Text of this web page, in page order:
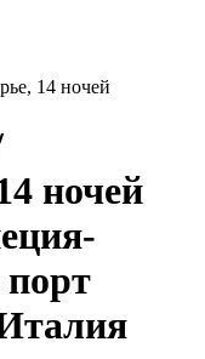
14 ночей
ночей